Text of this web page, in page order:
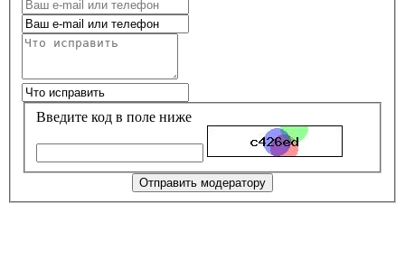
Введите код в поле ниже
Отправить модератору